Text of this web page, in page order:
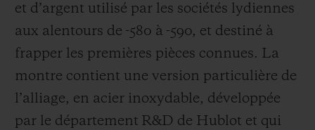
et d’argent utilisé par les sociétés lydiennes
aux alentours de -580 à -590, et destiné à
frapper les premières pièces connues. La
montre contient une version particulière de
l’alliage, en acier inoxydable, développée
par le département R&D de Hublot et qui